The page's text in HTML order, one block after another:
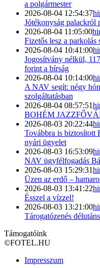
a polgármester
2026-08-04 12:54:37
Jótékonyság palackról
2026-08-04 11:05:00
Fizetős lesz a parkolás
2026-08-04 10:41:00
Jogosítvány nélkül,
forint a bírság
2026-08-04 10:14:00
A NAV segít: négy
szolgáltatásban
2026-08-04 08:57:51
BOHÉM
2026-08-03 20:22:44
Továbbra is biztosított
nyári ügyelet
2026-08-03 16:53:09
NAV ügyfélfogadás
2026-08-03 15:29:31
Üzen az erdő –
2026-08-03 13:41:22
Ésszel a vízzel!
2026-08-03 13:21:00
Tárogatózenés
Támogatóink
©FOTEL.HU
Impresszum